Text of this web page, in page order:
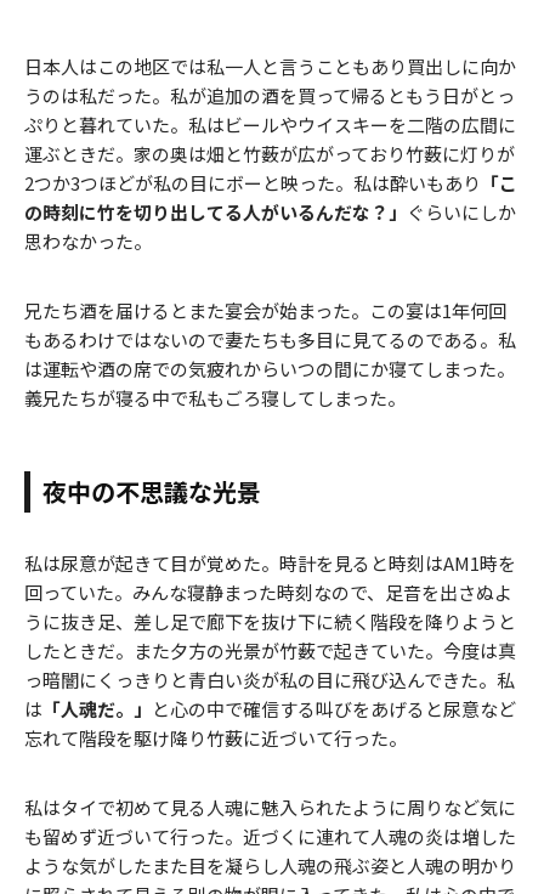
日本人はこの地区では私一人と言うこともあり買出しに向か
うのは私だった。私が追加の酒を買って帰るともう日がとっ
ぷりと暮れていた。私はビールやウイスキーを二階の広間に
運ぶときだ。家の奥は畑と竹薮が広がっており竹薮に灯りが
2つか3つほどが私の目にボーと映った。私は酔いもあり 「こ
の時刻に竹を切り出してる人がいるんだな？」 ぐらいにしか
思わなかった。
兄たち酒を届けるとまた宴会が始まった。この宴は1年何回
もあるわけではないので妻たちも多目に見てるのである。私
は運転や酒の席での気疲れからいつの間にか寝てしまった。
義兄たちが寝る中で私もごろ寝してしまった。
夜中の不思議な光景
私は尿意が起きて目が覚めた。時計を見ると時刻はAM1時を
回っていた。みんな寝静まった時刻なので、足音を出さぬよ
うに抜き足、差し足で廊下を抜け下に続く階段を降りようと
したときだ。また夕方の光景が竹薮で起きていた。今度は真
っ暗闇にくっきりと青白い炎が私の目に飛び込んできた。私
は 「人魂だ。」 と心の中で確信する叫びをあげると尿意など
忘れて階段を駆け降り竹薮に近づいて行った。
私はタイで初めて見る人魂に魅入られたように周りなど気に
も留めず近づいて行った。近づくに連れて人魂の炎は増した
ような気がしたまた目を凝らし人魂の飛ぶ姿と人魂の明かり